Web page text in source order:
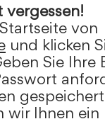
vergessen!
von
und klicken
Sie
wir Ihnen